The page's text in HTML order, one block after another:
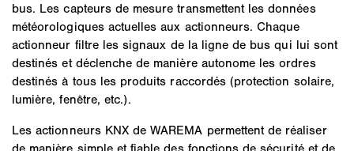
bus. Les capteurs de mesure transmettent les données
météorologiques actuelles aux actionneurs. Chaque
actionneur filtre les signaux de la ligne de bus qui lui sont
destinés et déclenche de manière autonome les ordres
destinés à tous les produits raccordés (protection solaire,
lumière, fenêtre, etc.).
Les actionneurs KNX de WAREMA permettent de réaliser